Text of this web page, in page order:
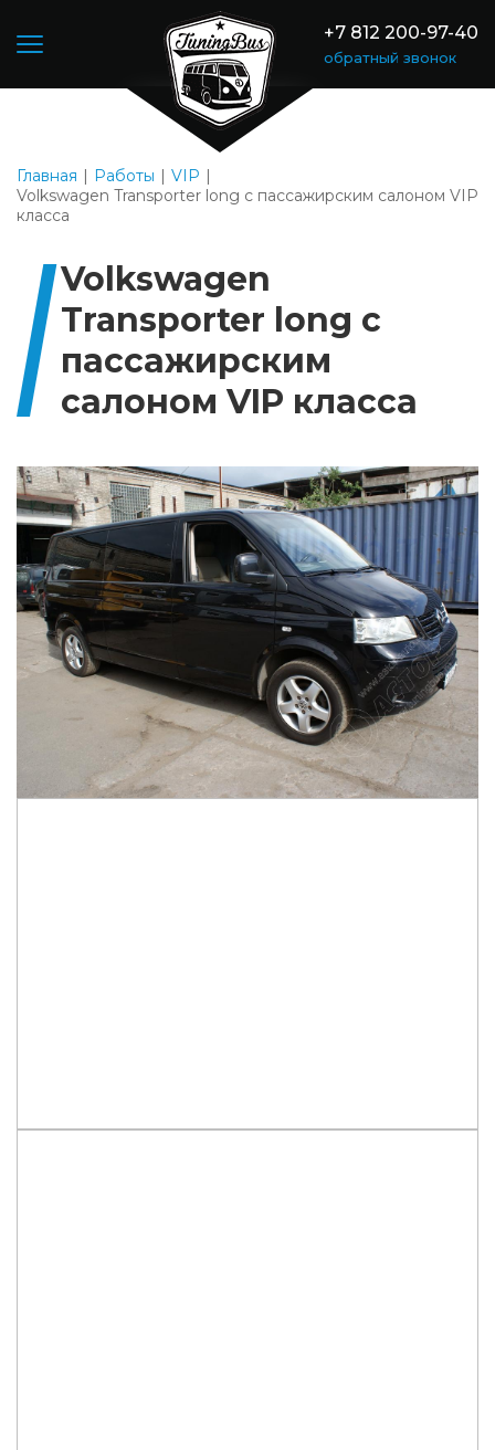
+7 812 200-97-40
обратный звонок
Главная Работы
VIP
Volkswagen Transporter long с пассажирским салоном VIP
класса
Volkswagen
Transporter long с
пассажирским
салоном VIP класса